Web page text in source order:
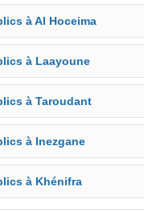
à Al Hoceima
à Laayoune
à Taroudant
à Inezgane
à Khénifra